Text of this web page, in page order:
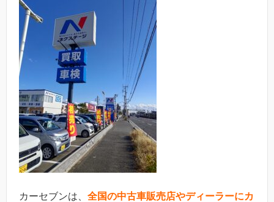
カーセブンは、 全国の中古車販売店やディーラーにカ